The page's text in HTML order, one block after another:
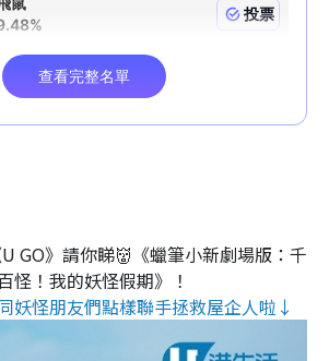
U GO》請你睇👹《蠟筆小新劇場版：千
怪！我的妖怪假期》！
妖怪朋友們點樣聯手拯救屋企人啦↓